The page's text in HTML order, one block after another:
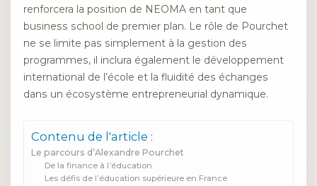
renforcera la position de NEOMA en tant que
business school de premier plan. Le rôle de Pourchet
ne se limite pas simplement à la gestion des
programmes, il inclura également le développement
international de l’école et la fluidité des échanges
dans un écosystème entrepreneurial dynamique.
Contenu de l'article :
Le parcours d’Alexandre Pourchet
De la finance à l’éducation
Les défis de l’éducation supérieure en France